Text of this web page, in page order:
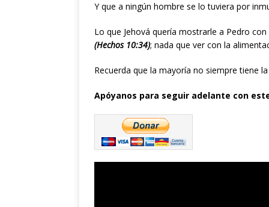
Y que a ningún hombre se lo tuviera por
Lo que Jehová quería mostrarle a Pedro
(Hechos 10:34); nada que ver con la
Recuerda que la mayoría no siempre tiene
Apóyanos para seguir adelante con